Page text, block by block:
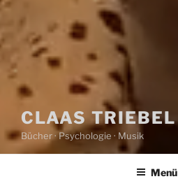
CLAAS TRIEBEL
Bücher · Psychologie · Musik
Menü